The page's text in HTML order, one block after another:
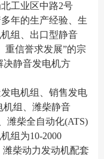
工业区中路2号
年的生产经验、生
组、出口型静音
重信誉求发展”的宗
决静音发电机方
电机组、销售发电
机组、潍柴静音
潍柴全自动化(ATS)
组为10-2000
柴动力发动机配套